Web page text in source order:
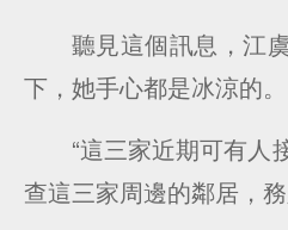
聽見這個訊息，江
下，她手心都是冰涼的。
“這三家近期可有人
查這三家周邊的鄰居，